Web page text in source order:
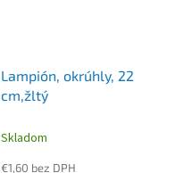
Lampión, okrúhly, 22
cm,žltý
Skladom
€1,60 bez DPH